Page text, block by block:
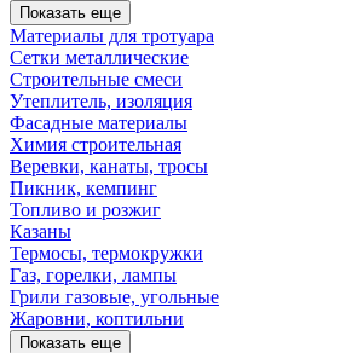
Показать еще
Материалы для тротуара
Сетки металлические
Строительные смеси
Утеплитель, изоляция
Фасадные материалы
Химия строительная
Веревки, канаты, тросы
Пикник, кемпинг
Топливо и розжиг
Казаны
Термосы, термокружки
Газ, горелки, лампы
Грили газовые, угольные
Жаровни, коптильни
Показать еще